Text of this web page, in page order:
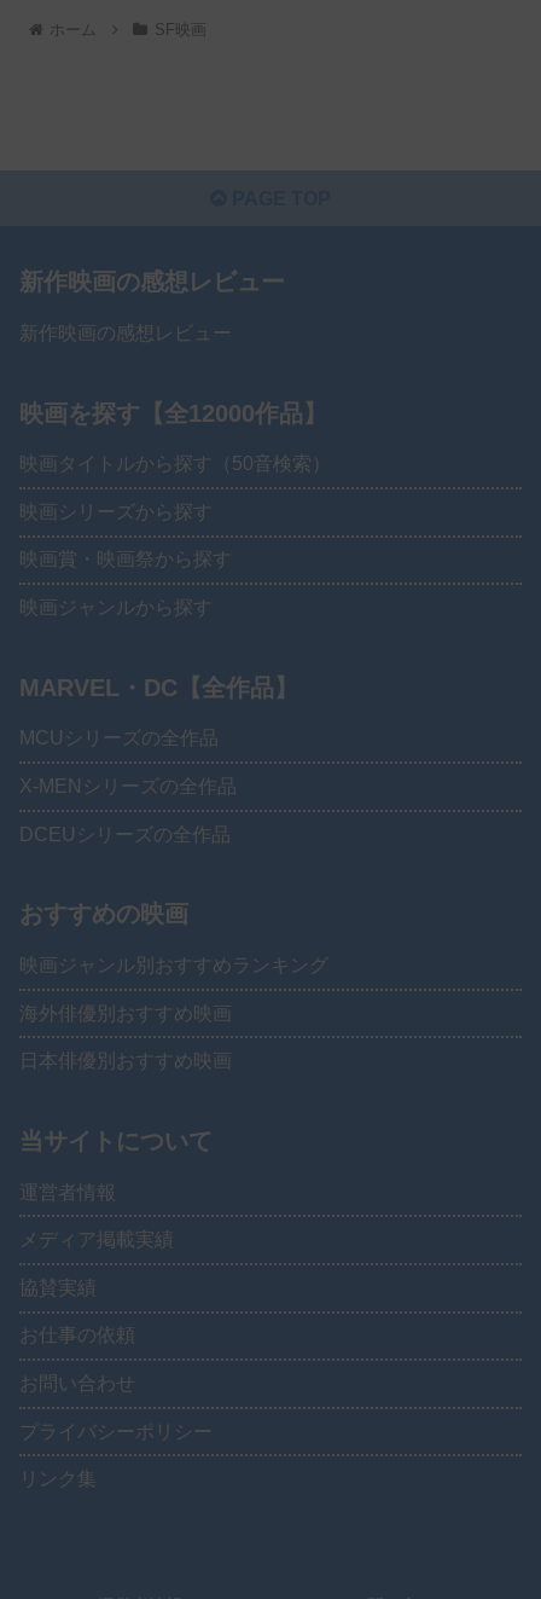
ホーム SF映画
新作映画の感想レビュー
新作映画の感想レビュー
映画を探す【全12000作品】
映画タイトルから探す（50音検索）
映画シリーズから探す
映画賞・映画祭から探す
映画ジャンルから探す
MARVEL・DC【全作品】
MCUシリーズの全作品
X-MENシリーズの全作品
DCEUシリーズの全作品
おすすめの映画
映画ジャンル別おすすめランキング
海外俳優別おすすめ映画
日本俳優別おすすめ映画
当サイトについて
運営者情報
メディア掲載実績
協賛実績
お仕事の依頼
お問い合わせ
プライバシーポリシー
リンク集